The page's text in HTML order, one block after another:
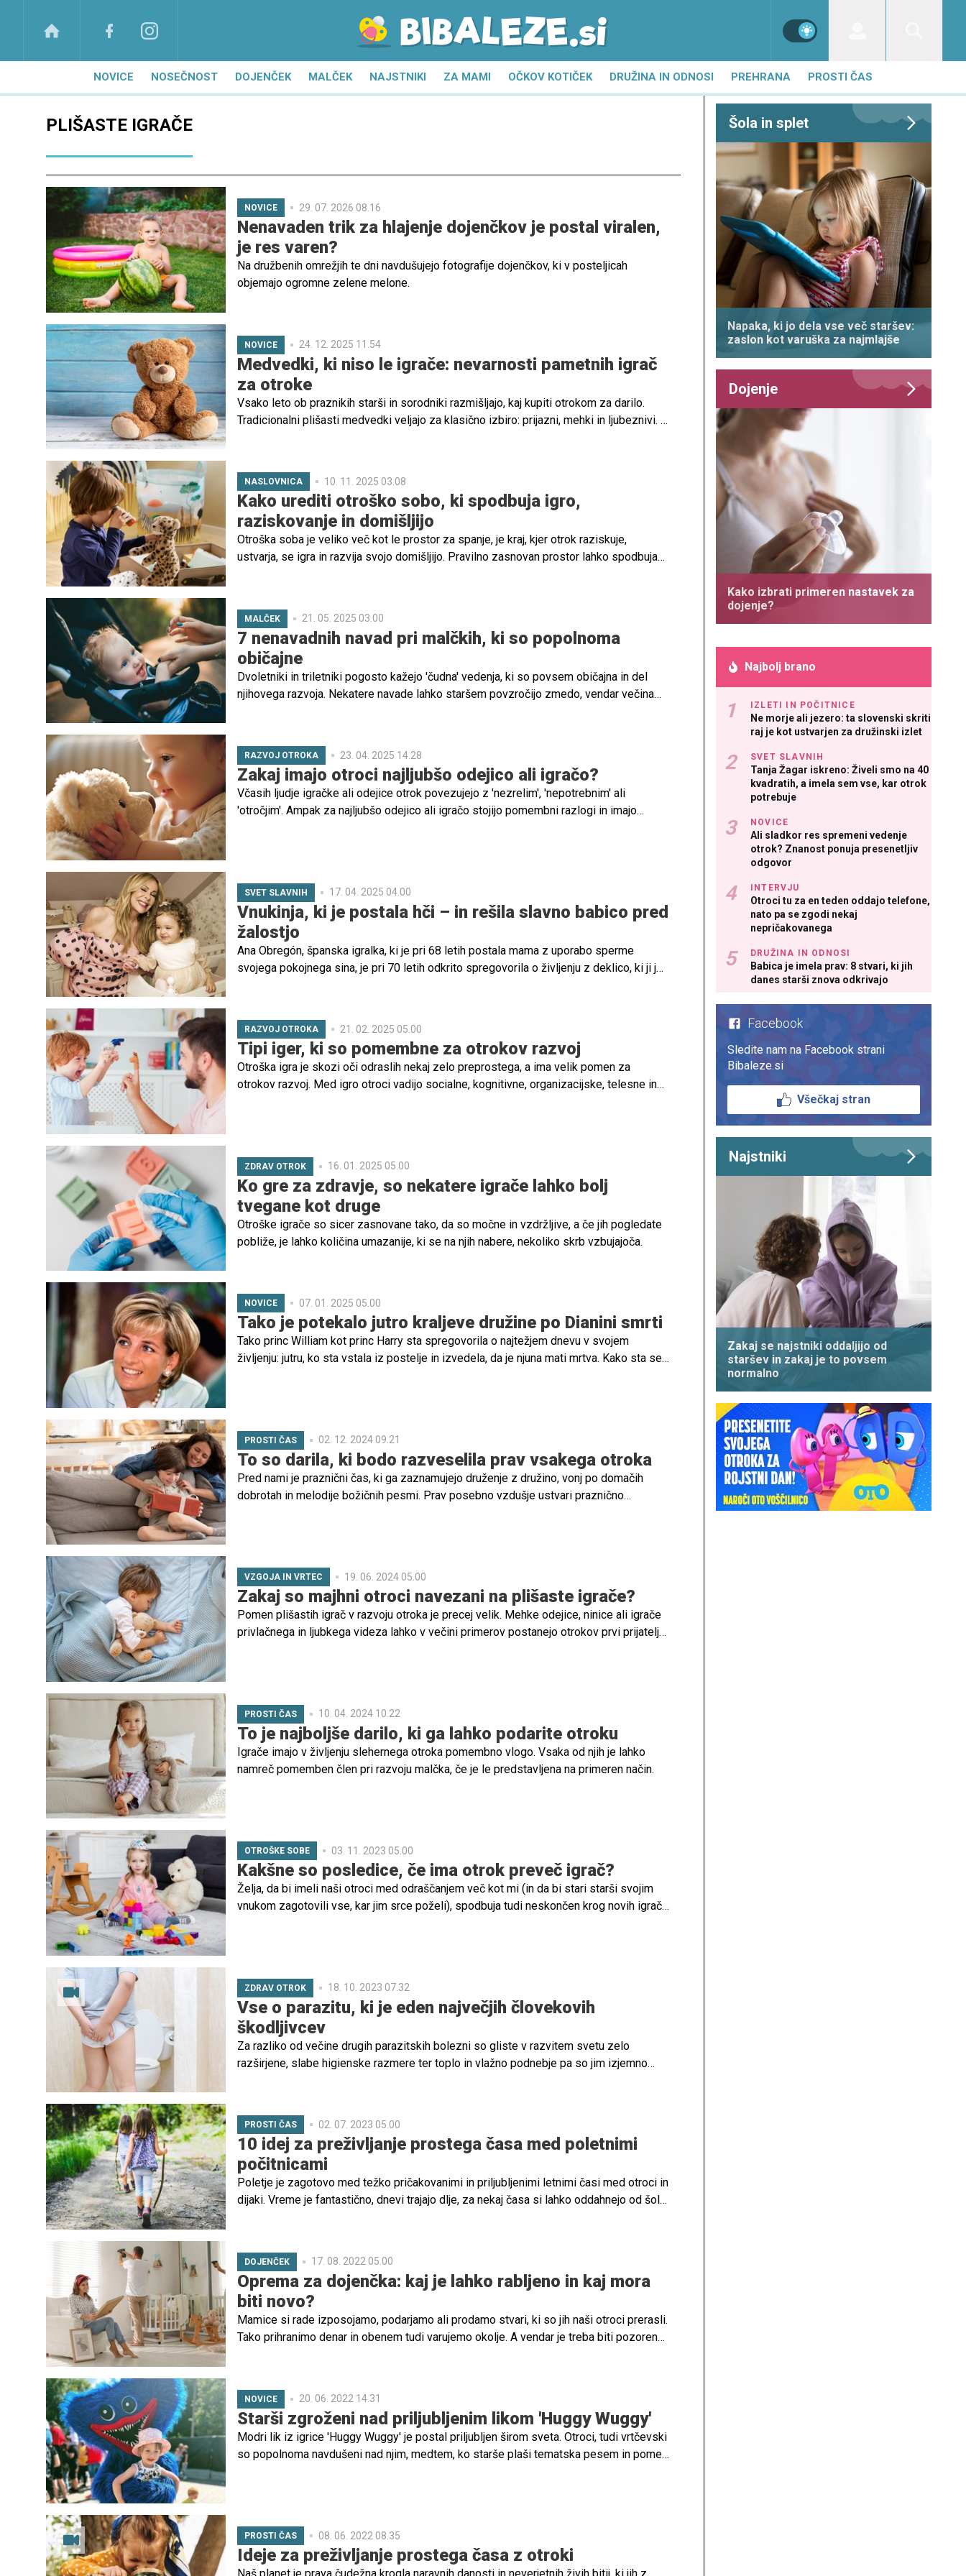
NOVICE NOSEČNOST DOJENČEK MALČEK NAJSTNIKI ZA MAMI OČKOV KOTIČEK DRUŽINA IN ODNOSI PREHRANA PROSTI ČAS
PLIŠASTE IGRAČE
NOVICE 29. 07. 2026 08.16
Nenavaden trik za hlajenje dojenčkov je postal viralen,
je res varen?
Na družbenih omrežjih te dni navdušujejo fotografije dojenčkov, ki v posteljicah
objemajo ogromne zelene melone.
NOVICE 24. 12. 2025 11.54
Medvedki, ki niso le igrače: nevarnosti pametnih igrač
za otroke
Vsako leto ob praznikih starši in sorodniki razmišljajo, kaj kupiti otrokom za darilo.
Tradicionalni plišasti medvedki veljajo za klasično izbiro: prijazni, mehki in ljubeznivi. A
najboljša izbira za božično darilo.
NASLOVNICA 10. 11. 2025 03.08
Kako urediti otroško sobo, ki spodbuja igro,
raziskovanje in domišljijo
Otroška soba je veliko več kot le prostor za spanje, je kraj, kjer otrok raziskuje,
ustvarja, se igra in razvija svojo domišljijo. Pravilno zasnovan prostor lahko spodbuja
MALČEK 21. 05. 2025 03.00
7 nenavadnih navad pri malčkih, ki so popolnoma
običajne
Dvoletniki in triletniki pogosto kažejo 'čudna' vedenja, ki so povsem običajna in del
njihovega razvoja. Nekatere navade lahko staršem povzročijo zmedo, vendar večina
RAZVOJ OTROKA 23. 04. 2025 14.28
Zakaj imajo otroci najljubšo odejico ali igračo?
Včasih ljudje igračke ali odejice otrok povezujejo z 'nezrelim', 'nepotrebnim' ali
'otročjim'. Ampak za najljubšo odejico ali igračo stojijo pomembni razlogi in imajo
SVET SLAVNIH 17. 04. 2025 04.00
Vnukinja, ki je postala hči – in rešila slavno babico pred
žalostjo
Ana Obregón, španska igralka, ki je pri 68 letih postala mama z uporabo sperme
svojega pokojnega sina, je pri 70 letih odkrito spregovorila o življenju z deklico, ki ji je
RAZVOJ OTROKA 21. 02. 2025 05.00
Tipi iger, ki so pomembne za otrokov razvoj
Otroška igra je skozi oči odraslih nekaj zelo preprostega, a ima velik pomen za
otrokov razvoj. Med igro otroci vadijo socialne, kognitivne, organizacijske, telesne in
ZDRAV OTROK 16. 01. 2025 05.00
Ko gre za zdravje, so nekatere igrače lahko bolj
tvegane kot druge
Otroške igrače so sicer zasnovane tako, da so močne in vzdržljive, a če jih pogledate
pobliže, je lahko količina umazanije, ki se na njih nabere, nekoliko skrb vzbujajoča.
NOVICE 07. 01. 2025 05.00
Tako je potekalo jutro kraljeve družine po Dianini smrti
Tako princ William kot princ Harry sta spregovorila o najtežjem dnevu v svojem
življenju: jutru, ko sta vstala iz postelje in izvedela, da je njuna mati mrtva. Kako sta se
PROSTI ČAS 02. 12. 2024 09.21
To so darila, ki bodo razveselila prav vsakega otroka
Pred nami je praznični čas, ki ga zaznamujejo druženje z družino, vonj po domačih
dobrotah in melodije božičnih pesmi. Prav posebno vzdušje ustvari praznično
otrokov razvoj. Da bo ta izziv letos manjši, smo za vas pripravili nekaj idej.
VZGOJA IN VRTEC 19. 06. 2024 05.00
Zakaj so majhni otroci navezani na plišaste igrače?
Pomen plišastih igrač v razvoju otroka je precej velik. Mehke odejice, ninice ali igrače
privlačnega in ljubkega videza lahko v večini primerov postanejo otrokov prvi prijatelj
PROSTI ČAS 10. 04. 2024 10.22
To je najboljše darilo, ki ga lahko podarite otroku
Igrače imajo v življenju slehernega otroka pomembno vlogo. Vsaka od njih je lahko
namreč pomemben člen pri razvoju malčka, če je le predstavljena na primeren način.
OTROŠKE SOBE 03. 11. 2023 05.00
Kakšne so posledice, če ima otrok preveč igrač?
Želja, da bi imeli naši otroci med odraščanjem več kot mi (in da bi stari starši svojim
vnukom zagotovili vse, kar jim srce poželi), spodbuja tudi neskončen krog novih igrač.
ZDRAV OTROK 18. 10. 2023 07.32
Vse o parazitu, ki je eden največjih človekovih
škodljivcev
Za razliko od večine drugih parazitskih bolezni so gliste v razvitem svetu zelo
razširjene, slabe higienske razmere ter toplo in vlažno podnebje pa so jim izjemno
PROSTI ČAS 02. 07. 2023 05.00
10 idej za preživljanje prostega časa med poletnimi
počitnicami
Poletje je zagotovo med težko pričakovanimi in priljubljenimi letnimi časi med otroci in
dijaki. Vreme je fantastično, dnevi trajajo dlje, za nekaj časa si lahko oddahnejo od šole
predlogov, kako preživljati svoj prosti čas.
DOJENČEK 17. 08. 2022 05.00
Oprema za dojenčka: kaj je lahko rabljeno in kaj mora
biti novo?
Mamice si rade izposojamo, podarjamo ali prodamo stvari, ki so jih naši otroci prerasli.
Tako prihranimo denar in obenem tudi varujemo okolje. A vendar je treba biti pozoren
NOVICE 20. 06. 2022 14.31
Starši zgroženi nad priljubljenim likom 'Huggy Wuggy'
Modri lik iz igrice 'Huggy Wuggy' je postal priljubljen širom sveta. Otroci, tudi vrtčevski
so popolnoma navdušeni nad njim, medtem, ko starše plaši tematska pesem in pomen
PROSTI ČAS 08. 06. 2022 08.35
Ideje za preživljanje prostega časa z otroki
Šola in splet
Napaka, ki jo dela vse več staršev:
zaslon kot varuška za najmlajše
Dojenje
Kako izbrati primeren nastavek za
dojenje?
Najbolj brano
IZLETI IN POČITNICE
Ne morje ali jezero: ta slovenski skriti
raj je kot ustvarjen za družinski izlet
SVET SLAVNIH
Tanja Žagar iskreno: Živeli smo na 40
kvadratih, a imela sem vse, kar otrok
potrebuje
NOVICE
Ali sladkor res spremeni vedenje
otrok? Znanost ponuja presenetljiv
odgovor
INTERVJU
Otroci tu za en teden oddajo telefone,
nato pa se zgodi nekaj
nepričakovanega
DRUŽINA IN ODNOSI
Babica je imela prav: 8 stvari, ki jih
danes starši znova odkrivajo
Facebook
Sledite nam na Facebook strani
Bibaleze.si
Všečkaj stran
Najstniki
Zakaj se najstniki oddaljijo od
staršev in zakaj je to povsem
normalno